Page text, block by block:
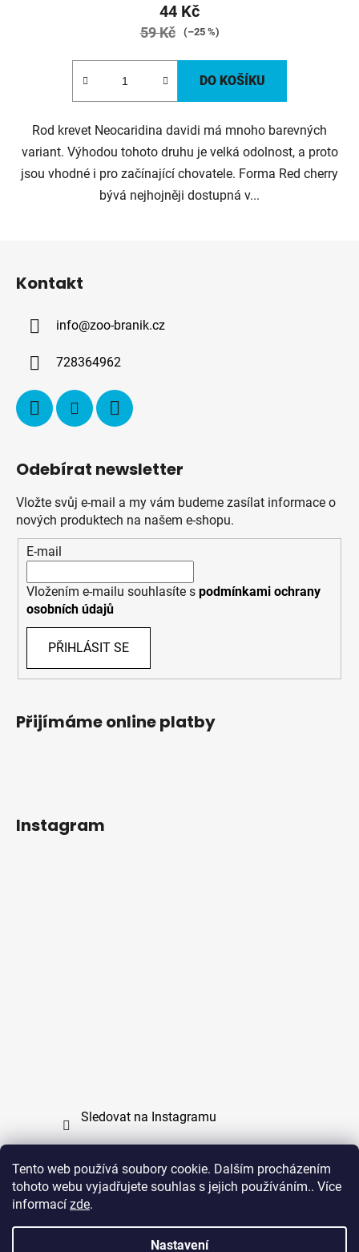
Tento web používá soubory cookie. Dalším procházením
tohoto webu vyjadřujete souhlas s jejich používáním.. Více
informací zde.
Nastavení
44 Kč
59 Kč (–25 %)
DO KOŠÍKU
Rod krevet Neocaridina davidi má mnoho barevných
variant. Výhodou tohoto druhu je velká odolnost, a proto
jsou vhodné i pro začínající chovatele. Forma Red cherry
bývá nejhojněji dostupná v...
Kontakt
info@zoo-branik.cz
728364962
Odebírat newsletter
Vložte svůj e-mail a my vám budeme zasílat informace o
nových produktech na našem e-shopu.
E-mail
Vložením e-mailu souhlasíte s podmínkami ochrany
osobních údajů
PŘIHLÁSIT SE
Přijímáme online platby
Instagram
Sledovat na Instagramu
Copyright (c) 2011 - 2026 zoo-branik.cz - Všechna